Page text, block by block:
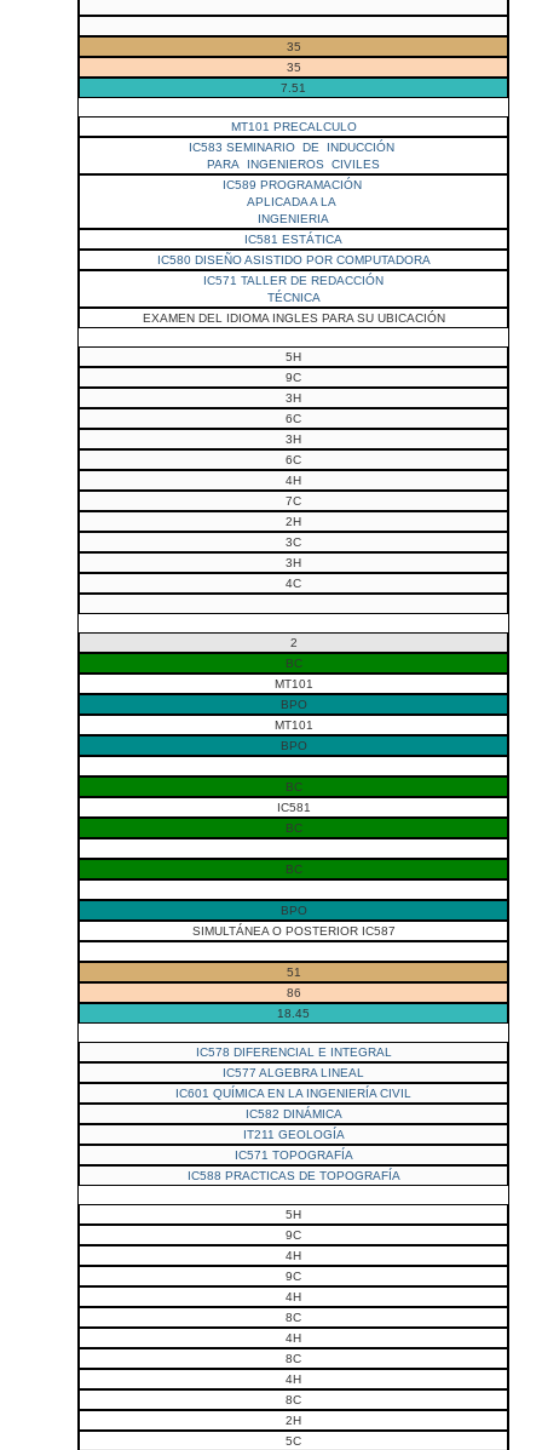
35
35
7.51
MT101 PRECALCULO
IC583 SEMINARIO DE INDUCCIÓN
PARA INGENIEROS CIVILES
IC589 PROGRAMACIÓN
APLICADA A LA
INGENIERIA
IC581 ESTÁTICA
IC580 DISEÑO ASISTIDO POR COMPUTADORA
IC571 TALLER DE REDACCIÓN
TÉCNICA
EXAMEN DEL IDIOMA INGLES PARA SU UBICACIÓN
5H
9C
3H
6C
3H
6C
4H
7C
2H
3C
3H
4C
2
BC
MT101
BPO
MT101
BPO
BC
IC581
BC
BC
BPO
SIMULTÁNEA O POSTERIOR IC587
51
86
18.45
IC578 DIFERENCIAL E INTEGRAL
IC577 ALGEBRA LINEAL
IC601 QUÍMICA EN LA INGENIERÍA CIVIL
IC582 DINÁMICA
IT211 GEOLOGÍA
IC571 TOPOGRAFÍA
IC588 PRACTICAS DE TOPOGRAFÍA
5H
9C
4H
9C
4H
8C
4H
8C
4H
8C
2H
5C